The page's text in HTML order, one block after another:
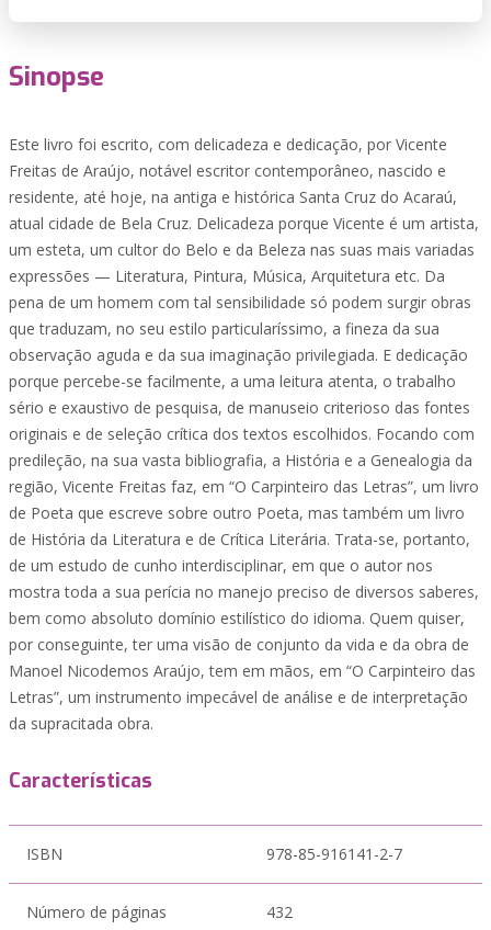
Sinopse
Este livro foi escrito, com delicadeza e dedicação, por Vicente
Freitas de Araújo, notável escritor contemporâneo, nascido e
residente, até hoje, na antiga e histórica Santa Cruz do Acaraú,
atual cidade de Bela Cruz. Delicadeza porque Vicente é um artista,
um esteta, um cultor do Belo e da Beleza nas suas mais variadas
expressões — Literatura, Pintura, Música, Arquitetura etc. Da
pena de um homem com tal sensibilidade só podem surgir obras
que traduzam, no seu estilo particularíssimo, a fineza da sua
observação aguda e da sua imaginação privilegiada. E dedicação
porque percebe-se facilmente, a uma leitura atenta, o trabalho
sério e exaustivo de pesquisa, de manuseio criterioso das fontes
originais e de seleção crítica dos textos escolhidos. Focando com
predileção, na sua vasta bibliografia, a História e a Genealogia da
região, Vicente Freitas faz, em “O Carpinteiro das Letras”, um livro
de Poeta que escreve sobre outro Poeta, mas também um livro
de História da Literatura e de Crítica Literária. Trata-se, portanto,
de um estudo de cunho interdisciplinar, em que o autor nos
mostra toda a sua perícia no manejo preciso de diversos saberes,
bem como absoluto domínio estilístico do idioma. Quem quiser,
por conseguinte, ter uma visão de conjunto da vida e da obra de
Manoel Nicodemos Araújo, tem em mãos, em “O Carpinteiro das
Letras”, um instrumento impecável de análise e de interpretação
da supracitada obra.
Características
ISBN 978-85-916141-2-7
Número de páginas 432